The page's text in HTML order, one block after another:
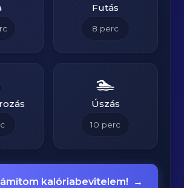
Futás
8 perc
🏊
Úszás
10 perc
kalóriabevitelem! →